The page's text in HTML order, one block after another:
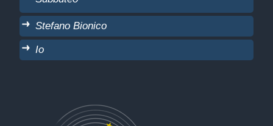
Stefano Bionico
Io